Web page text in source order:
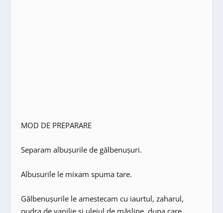
MOD DE PREPARARE
Separam albușurile de gălbenușuri.
Albusurile le mixam spuma tare.
Gălbenușurile le amestecam cu iaurtul, zaharul,